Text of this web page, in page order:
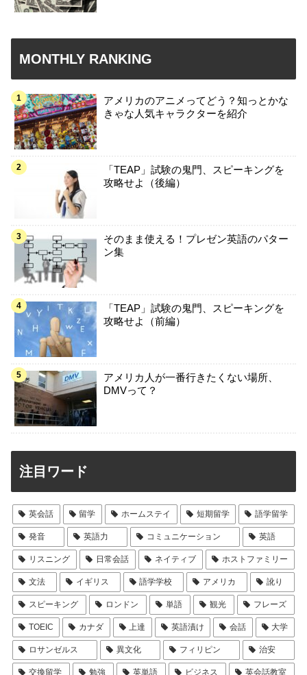
MONTHLY RANKING
アメリカのアニメってどう？知っとかな
きゃな人気キャラクターを紹介
「TEAP」試験の鬼門、スピーキングを
攻略せよ（後編）
そのまま使える！プレゼン英語のパター
ン集
「TEAP」試験の鬼門、スピーキングを
攻略せよ（前編）
アメリカ人が一番行きたくない場所、
DMVって？
注目ワード
英会話 留学 ホームステイ 短期留学 語学留学
発音 英語力 コミュニケーション 英語
リスニング 日常会話 ネイティブ ホストファミリー
文法 イギリス 語学学校 アメリカ 訛り
スピーキング ロンドン 単語 観光 フレーズ
TOEIC カナダ 上達 英語漬け 会話 大学
ロサンゼルス 異文化 フィリピン 治安
交換留学 勉強 英単語 ビジネス 英会話教室